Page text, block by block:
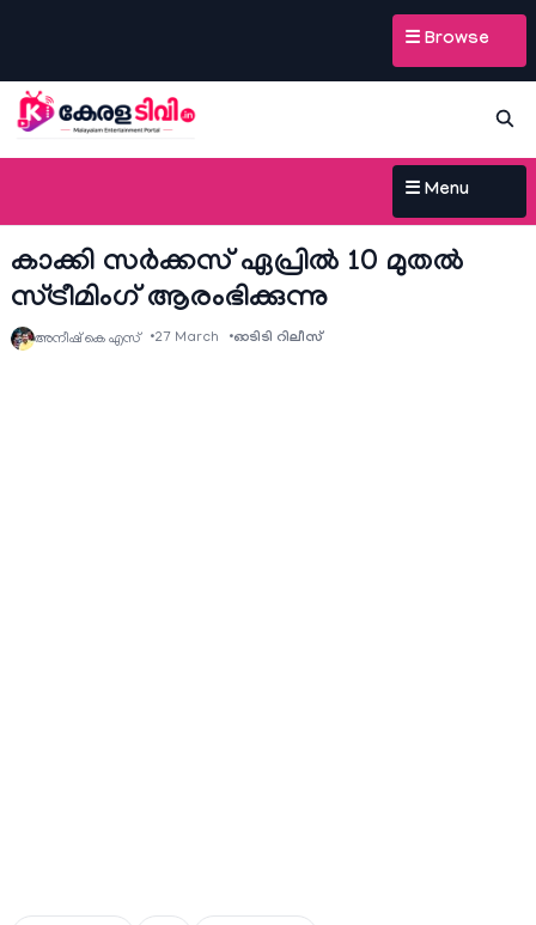
☰ Browse
☰ Menu
കാക്കി സർക്കസ് ഏപ്രിൽ 10 മുതൽ
സ്ട്രീമിംഗ് ആരംഭിക്കുന്നു
അനീഷ്‌ കെ എസ് 27 March ഓടിടി റിലീസ്